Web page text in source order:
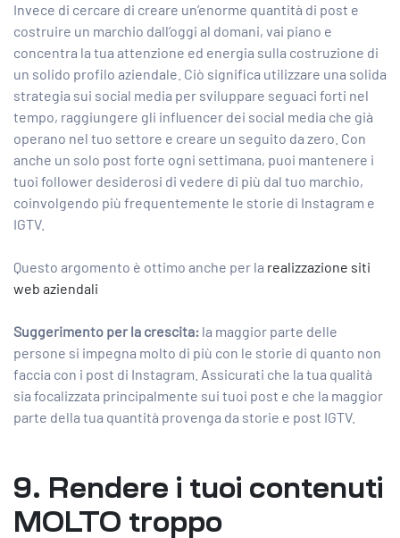
Invece di cercare di creare un’enorme quantità di post e
costruire un marchio dall’oggi al domani, vai piano e
concentra la tua attenzione ed energia sulla costruzione di
un solido profilo aziendale. Ciò significa utilizzare una solida
strategia sui social media per sviluppare seguaci forti nel
tempo, raggiungere gli influencer dei social media che già
operano nel tuo settore e creare un seguito da zero. Con
anche un solo post forte ogni settimana, puoi mantenere i
tuoi follower desiderosi di vedere di più dal tuo marchio,
coinvolgendo più frequentemente le storie di Instagram e
IGTV.
Questo argomento è ottimo anche per la realizzazione siti
web aziendali
Suggerimento per la crescita: la maggior parte delle
persone si impegna molto di più con le storie di quanto non
faccia con i post di Instagram. Assicurati che la tua qualità
sia focalizzata principalmente sui tuoi post e che la maggior
parte della tua quantità provenga da storie e post IGTV.
9. Rendere i tuoi contenuti
MOLTO troppo